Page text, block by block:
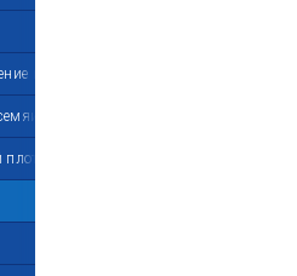
импотенции